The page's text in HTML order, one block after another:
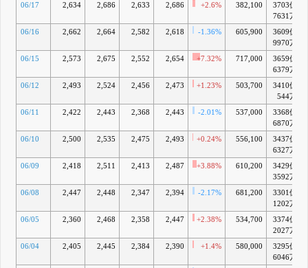
06/17
2,634 2,686 2,633 2,686 +2.6% 382,100
3703億
7631万
06/16
2,662 2,664 2,582 2,618 -1.36% 605,900
3609億
9970万
06/15
2,573 2,675 2,552 2,654 +7.32% 717,000
3659億
6379万
06/12
2,493 2,524 2,456 2,473 +1.23% 503,700
3410億
544万
06/11
2,422 2,443 2,368 2,443 -2.01% 537,000
3368億
6870万
06/10
2,500 2,535 2,475 2,493 +0.24% 556,100
3437億
6327万
06/09
2,418 2,511 2,413 2,487 +3.88% 610,200
3429億
3592万
06/08
2,447 2,448 2,347 2,394 -2.17% 681,200
3301億
1202万
06/05
2,360 2,468 2,358 2,447 +2.38% 534,700
3374億
2027万
06/04
2,405 2,445 2,384 2,390 +1.4% 580,000
3295億
6046万